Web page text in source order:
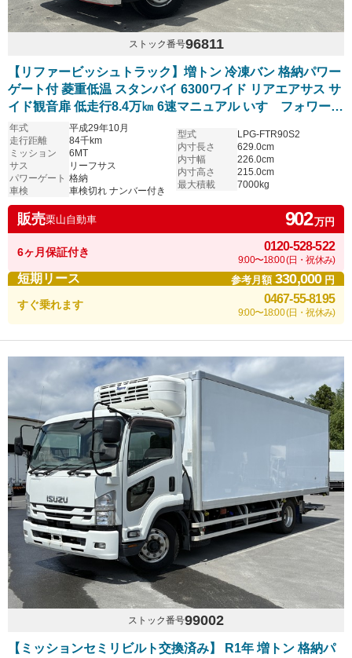
ストック番号96811
【リファービッシュトラック】増トン 冷凍バン 格納パワー
ゲート付 菱重低温 スタンバイ 6300ワイド リアエアサス サ
イド観音扉 低走行8.4万㎞ 6速マニュアル いすゞフォワード
塗装仕上げ済
年式
平成29年10月
走行距離
84千km
ミッション
6MT
サス
リーフサス
パワーゲート 格納
車検
車検切れ ナンバー付き
型式
LPG-FTR90S2
内寸長さ
629.0cm
内寸幅
226.0cm
内寸高さ
215.0cm
最大積載
7000kg
販売栗山自動車 902万円
6ヶ月保証付き 0120-528-522
9:00〜18:00 (日・祝休み)
短期リース 参考月額330,000円
すぐ乗れます 0467-55-8195
9:00〜18:00 (日・祝休み)
ストック番号99002
【ミッションセミリビルト交換済み】 R1年 増トン 格納パ